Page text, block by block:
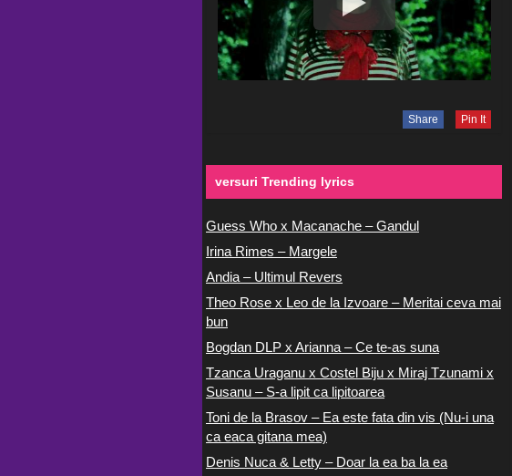
Share Pin It
versuri Trending lyrics
Guess Who x Macanache – Gandul
Irina Rimes – Margele
Andia – Ultimul Revers
Theo Rose x Leo de la Izvoare – Meritai ceva mai
bun
Bogdan DLP x Arianna – Ce te-as suna
Tzanca Uraganu x Costel Biju x Miraj Tzunami x
Susanu – S-a lipit ca lipitoarea
Toni de la Brasov – Ea este fata din vis (Nu-i una
ca eaca gitana mea)
Denis Nuca & Letty – Doar la ea ba la ea